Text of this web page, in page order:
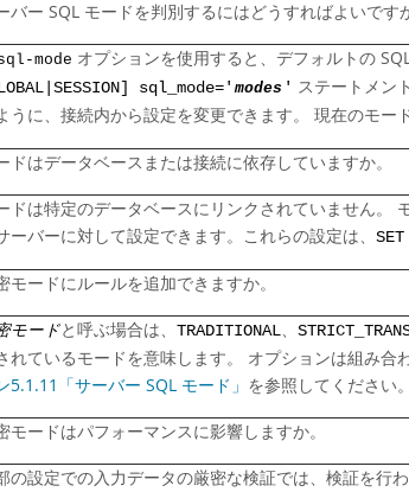
バー SQL モードを判別するにはどうすればよいです
mode オプションを使用すると、デフォルトの
sql_mode=' modes ' ステートメン
うに、接続内から設定を変更できます。 現在のモー
ドはデータベースまたは接続に依存していますか。
ドは特定のデータベースにリンクされていません。
ーバーに対して設定できます。これらの設定は、
モードにルールを追加できますか。
モードと呼ぶ場合は、 TRADITIONAL、
れているモードを意味します。 オプションは組み合
5.1.11「サーバー SQL モード」 を参照してください。
モードはパフォーマンスに影響しますか。
の設定での入力データの厳密な検証では、検証を行